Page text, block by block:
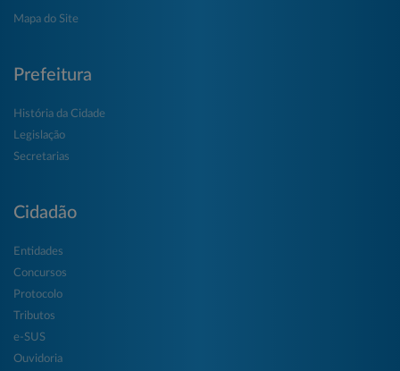
Mapa do Site
Prefeitura
História da Cidade
Legislação
Secretarias
Cidadão
Entidades
Concursos
Protocolo
Tributos
e-SUS
Ouvidoria